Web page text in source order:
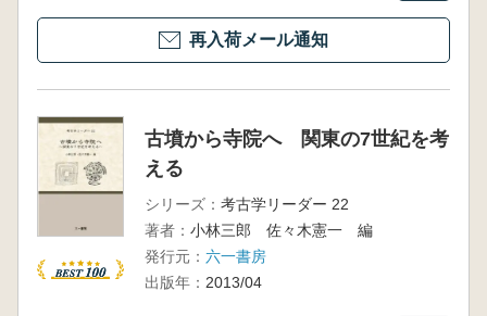
再入荷メール通知
古墳から寺院へ 関東の7世紀を考
える
シリーズ： 考古学リーダー 22
著者： 小林三郎 佐々木憲一 編
発行元： 六一書房
出版年： 2013/04